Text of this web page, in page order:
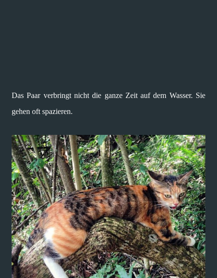
Das Paar verbringt nicht die ganze Zeit auf dem Wasser. Sie
gehen oft spazieren.